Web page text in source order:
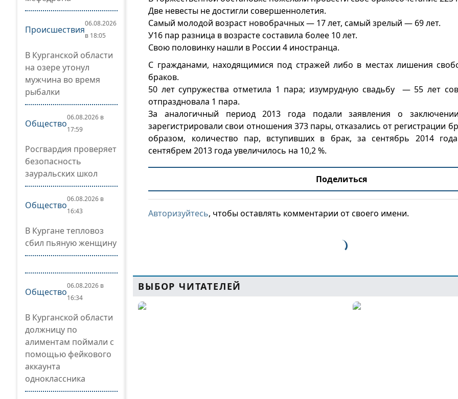
Происшествия
06.08.2026
в 18:05
В Курганской области
на озере утонул
мужчина во время
рыбалки
Общество
06.08.2026 в
17:59
Росгвардия проверяет
безопасность
зауральских школ
Общество
06.08.2026 в
16:43
В Кургане тепловоз
сбил пьяную женщину
Общество
06.08.2026 в
16:34
В Курганской области
должницу по
алиментам поймали с
помощью фейкового
аккаунта
одноклассника
Две невесты не достигли совершеннолетия.
Самый молодой возраст новобрачных — 17 лет, самый зрелый — 69 лет.
У16 пар разница в возрасте составила более 10 лет.
Свою половинку нашли в России 4 иностранца.
С гражданами, находящимися под стражей либо в местах лишения
браков.
50 лет супружества отметила 1 пара; изумрудную свадьбу — 55 лет
отпраздновала 1 пара.
За аналогичный период 2013 года подали заявления о
зарегистрировали свои отношения 373 пары, отказались от регистрации
образом, количество пар, вступивших в брак, за сентябрь 2014
сентябрем 2013 года увеличилось на 10,2 %.
Поделиться
Авторизуйтесь, чтобы оставлять комментарии от своего имени.
ВЫБОР ЧИТАТЕЛЕЙ